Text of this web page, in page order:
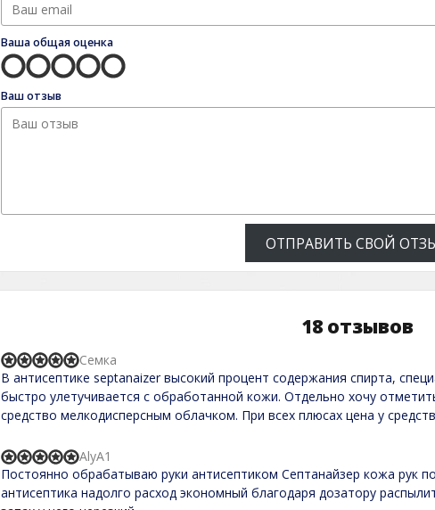
Ваша общая оценка
Ваш отзыв
ОТПРАВИТЬ СВОЙ
18 отзывов
R
a
t
d
,
0
o
u
В антисептике septanaizer высокий процент содержания спирта,
быстро улетучивается с обработанной кожи. Отдельно хочу
средство мелкодисперсным облачком. При всех плюсах цена у
Семка
R
a
t
e
Постоянно обрабатываю руки антисептиком Септанайзер кожа рук
антисептика надолго расход экономный благодаря дозатору
AlyA1